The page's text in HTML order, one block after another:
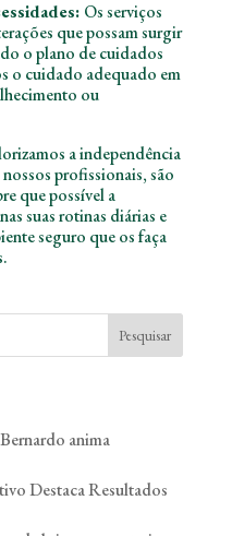
Os serviços
que possam surgir
o plano de cuidados
o cuidado adequado em
ou
a independência
profissionais, são
que possível a
suas rotinas diárias e
seguro que os faça
Pesquisar
anima
Destaca Resultados